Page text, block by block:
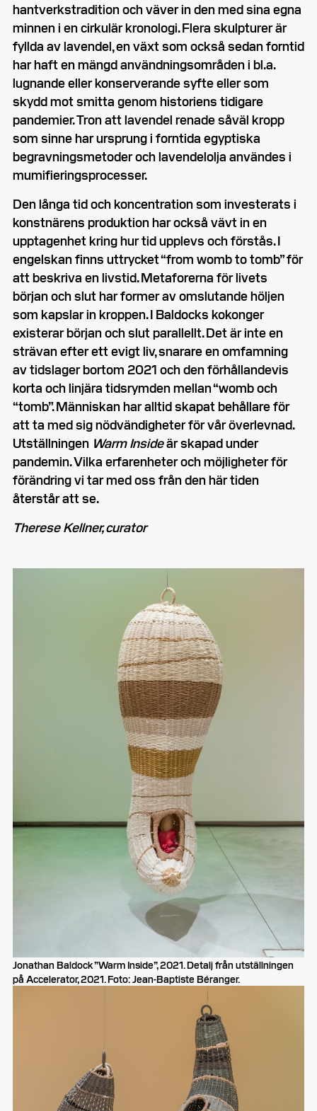
hantverkstradition och väver in den med sina egna
minnen i en cirkulär kronologi. Flera skulpturer är
fyllda av lavendel, en växt som också sedan forntid
har haft en mängd användningsområden i bl.a.
lugnande eller konserverande syfte eller som
skydd mot smitta genom historiens tidigare
pandemier. Tron att lavendel renade såväl kropp
som sinne har ursprung i forntida egyptiska
begravningsmetoder och lavendelolja användes i
mumifieringsprocesser.
Den långa tid och koncentration som investerats i
konstnärens produktion har också vävt in en
upptagenhet kring hur tid upplevs och förstås. I
engelskan finns uttrycket “from womb to tomb” för
att beskriva en livstid. Metaforerna för livets
början och slut har former av omslutande höljen
som kapslar in kroppen. I Baldocks kokonger
existerar början och slut parallellt. Det är inte en
strävan efter ett evigt liv, snarare en omfamning
av tidslager bortom 2021 och den förhållandevis
korta och linjära tidsrymden mellan “womb och
“tomb”. Människan har alltid skapat behållare för
att ta med sig nödvändigheter för vår överlevnad.
Utställningen Warm Insideär skapad under
pandemin. Vilka erfarenheter och möjligheter för
förändring vi tar med oss från den här tiden
återstår att se.
Therese Kellner, curator
Jonathan Baldock ”Warm Inside”, 2021. Detalj från utställningen
på Accelerator, 2021. Foto: Jean-Baptiste Béranger.